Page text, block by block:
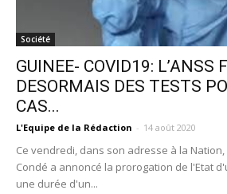
Société
GUINEE- COVID19: L’ANSS
DESORMAIS DES TESTS
CAS...
L'Equipe de la Rédaction - 14 août 2020
Ce vendredi, dans son adresse à la
Condé a annoncé la prorogation de l'Etat
une durée d'un...